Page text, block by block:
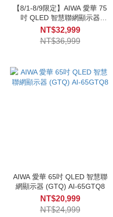
【8/1-8/9限定】AIWA 愛華 75
吋 QLED 智慧聯網顯示器
(GTQ) AI-75GTQ7
NT$32,999
NT$36,999
AIWA 愛華 65吋 QLED 智慧聯
網顯示器 (GTQ) AI-65GTQ8
NT$20,999
NT$24,999